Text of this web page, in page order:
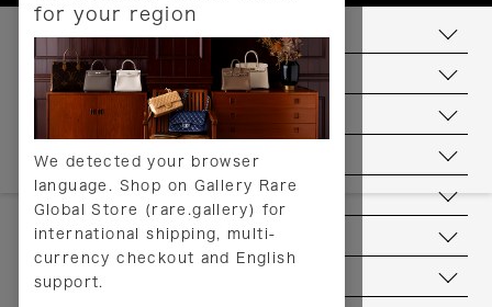
for your region
We detected your browser
language. Shop on Gallery Rare
Global Store (rare.gallery) for
international shipping, multi-
currency checkout and English
support.
お支払いについて
配送について
送料について
返品について
ヘルプ
お問い合わせ